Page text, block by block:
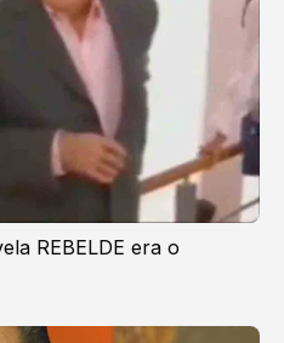
REBELDE era o